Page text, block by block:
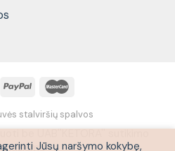
stalviršių spalvos
Jūsų naršymo kokybę,